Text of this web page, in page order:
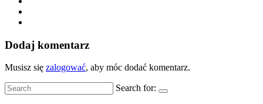
Dodaj komentarz
Musisz się zalogować, aby móc dodać komentarz.
Search for: